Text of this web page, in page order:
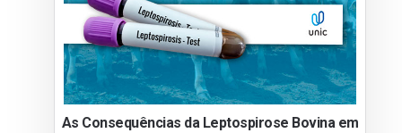
As Consequências da Leptospirose Bovina em